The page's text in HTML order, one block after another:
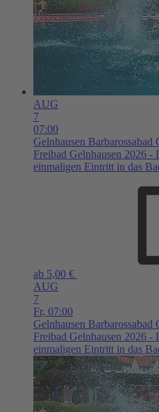
AUG
7
07:00
Gelnhausen Barbarossabad
Freibad Gelnhausen 2026 -
einmaligen Eintritt in das
ab 5,00 €
AUG
7
Fr, 07:00
Gelnhausen Barbarossabad
Freibad Gelnhausen 2026 -
einmaligen Eintritt in das